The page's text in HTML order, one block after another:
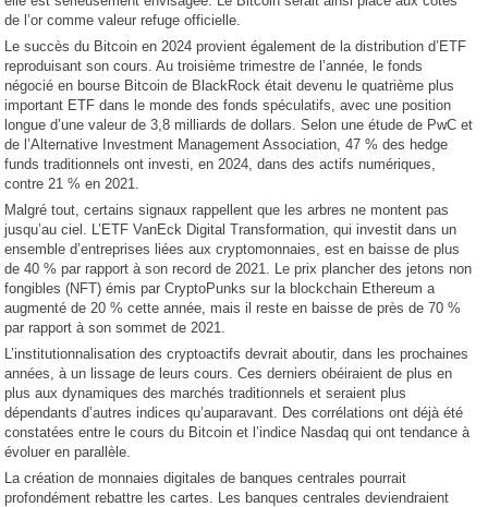
de l’or comme valeur refuge officielle.
Le succès du Bitcoin en 2024 provient également de la distribution d’ETF
reproduisant son cours. Au troisième trimestre de l’année, le fonds
négocié en bourse Bitcoin de BlackRock était devenu le quatrième plus
important ETF dans le monde des fonds spéculatifs, avec une position
longue d’une valeur de 3,8 milliards de dollars. Selon une étude de PwC et
de l’Alternative Investment Management Association, 47 % des hedge
funds traditionnels ont investi, en 2024, dans des actifs numériques,
contre 21 % en 2021.
Malgré tout, certains signaux rappellent que les arbres ne montent pas
jusqu’au ciel. L’ETF VanEck Digital Transformation, qui investit dans un
ensemble d’entreprises liées aux cryptomonnaies, est en baisse de plus
de 40 % par rapport à son record de 2021. Le prix plancher des jetons non
fongibles (NFT) émis par CryptoPunks sur la blockchain Ethereum a
augmenté de 20 % cette année, mais il reste en baisse de près de 70 %
par rapport à son sommet de 2021.
L’institutionnalisation des cryptoactifs devrait aboutir, dans les prochaines
années, à un lissage de leurs cours. Ces derniers obéiraient de plus en
plus aux dynamiques des marchés traditionnels et seraient plus
dépendants d’autres indices qu’auparavant. Des corrélations ont déjà été
constatées entre le cours du Bitcoin et l’indice Nasdaq qui ont tendance à
évoluer en parallèle.
La création de monnaies digitales de banques centrales pourrait
profondément rebattre les cartes. Les banques centrales deviendraient